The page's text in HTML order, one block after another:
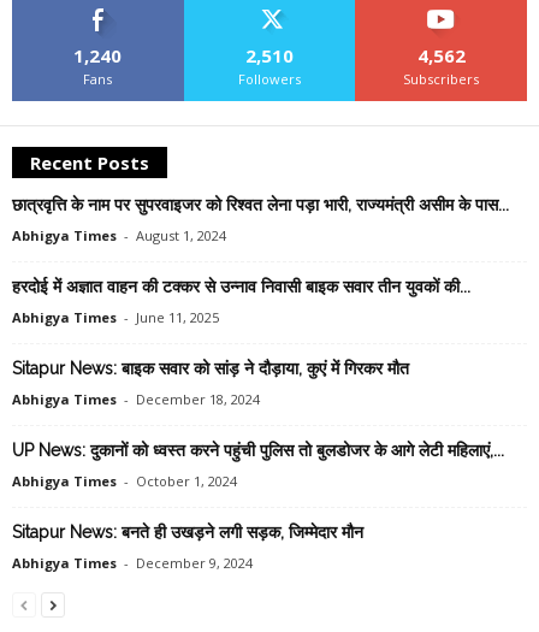
1,240
Fans
2,510
Followers
4,562
Subscribers
Recent Posts
छात्रवृत्ति के नाम पर सुपरवाइजर को रिश्वत लेना पड़ा भारी, राज्यमंत्री असीम के पास...
Abhigya Times - August 1, 2024
हरदोई में अज्ञात वाहन की टक्कर से उन्नाव निवासी बाइक सवार तीन युवकों की...
Abhigya Times - June 11, 2025
Sitapur News: बाइक सवार को सांड़ ने दौड़ाया, कुएं में गिरकर मौत
Abhigya Times - December 18, 2024
UP News: दुकानों को ध्वस्त करने पहुंची पुलिस तो बुलडोजर के आगे लेटी महिलाएं,...
Abhigya Times - October 1, 2024
Sitapur News: बनते ही उखड़ने लगी सड़क, जिम्मेदार मौन
Abhigya Times - December 9, 2024